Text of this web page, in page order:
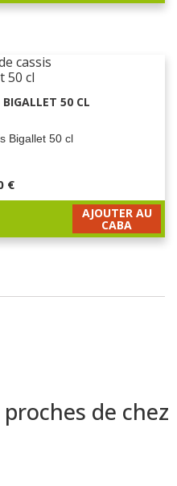
BIGALLET 50 CL
Bigallet 50 cl
€
AJOUTER AU
CABA
de chez